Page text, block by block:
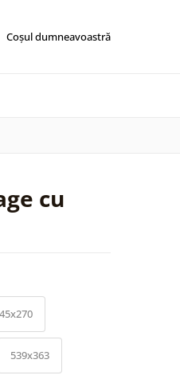
Coşul dumneavoastră
cu
539x363